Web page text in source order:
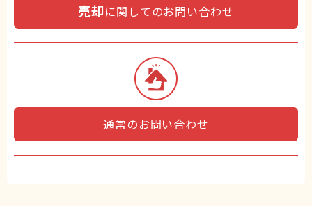
売却に関してのお問い合わせ
通常のお問い合わせ